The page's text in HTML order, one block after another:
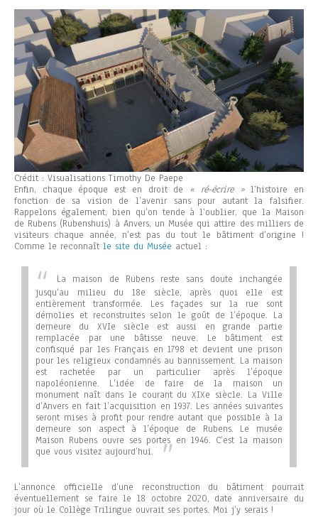
Crédit : Visualisations Timothy De Paepe
Enfin, chaque époque est en droit de « ré-écrire »l’histoire en
fonction de sa vision de l’avenir sans pour autant la falsifier.
Rappelons également, bien qu’on tende à l’oublier, que la Maison
de Rubens (Rubenshuis) à Anvers, un Musée qui attire des milliers de
visiteurs chaque année, n’est pas du tout le bâtiment d’origine !
Comme le reconnaît le site du Musée actuel :
La maison de Rubens reste sans doute inchangée
jusqu’au milieu du 18e siècle, après quoi elle est
entièrement transformée. Les façades sur la rue sont
démolies et reconstruites selon le goût de l’époque. La
demeure du XVIe siècle est aussi en grande partie
remplacée par une bâtisse neuve. Le bâtiment est
confisqué par les Français en 1798 et devient une prison
pour les religieux condamnés au bannissement. La maison
est rachetée par un particulier après l’époque
napoléonienne. L’idée de faire de la maison un
monument naît dans le courant du XIXe siècle. La Ville
d’Anvers en fait l’acquisition en 1937. Les années suivantes
seront mises à profit pour rendre autant que possible à la
demeure son aspect à l’époque de Rubens. Le musée
Maison Rubens ouvre ses portes en 1946. C’est la maison
que vous visitez aujourd’hui.
L’annonce officielle d’une reconstruction du bâtiment pourrait
éventuellement se faire le 18 octobre 2020, date anniversaire du
jour où le Collège Trilingue ouvrait ses portes. Moi j’y serais !